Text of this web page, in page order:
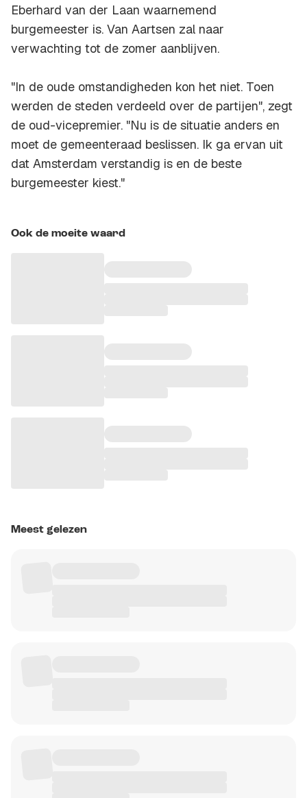
Eberhard van der Laan waarnemend
burgemeester is. Van Aartsen zal naar
verwachting tot de zomer aanblijven.
"In de oude omstandigheden kon het niet. Toen
werden de steden verdeeld over de partijen", zegt
de oud-vicepremier. "Nu is de situatie anders en
moet de gemeenteraad beslissen. Ik ga ervan uit
dat Amsterdam verstandig is en de beste
burgemeester kiest."
Ook de moeite waard
Meest gelezen